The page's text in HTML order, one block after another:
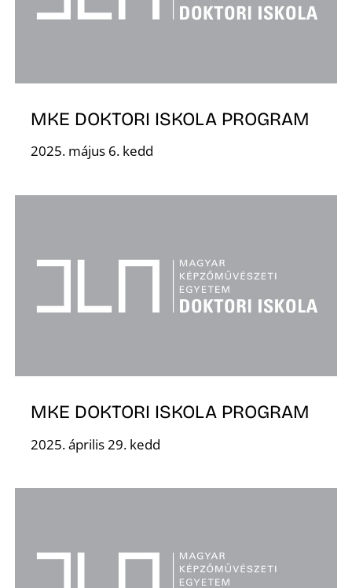
MKE DOKTORI ISKOLA PROGRAM
2025. május 6. kedd
MKE DOKTORI ISKOLA PROGRAM
2025. április 29. kedd